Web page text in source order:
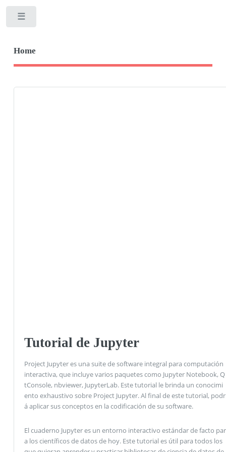
Home
Tutorial de Jupyter
Project Jupyter es una suite de software integral para computación
interactiva, que incluye varios paquetes como Jupyter Notebook, Q
tConsole, nbviewer, JupyterLab. Este tutorial le brinda un conocimi
ento exhaustivo sobre Project Jupyter. Al final de este tutorial, podr
á aplicar sus conceptos en la codificación de su software.
El cuaderno Jupyter es un entorno interactivo estándar de facto par
a los científicos de datos de hoy. Este tutorial es útil para todos los